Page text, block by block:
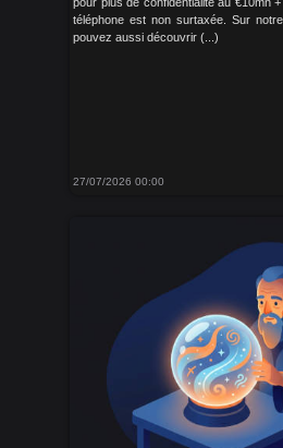
téléphone est non surtaxée. Sur
pouvez aussi découvrir (...)
27/07/2026 00:00